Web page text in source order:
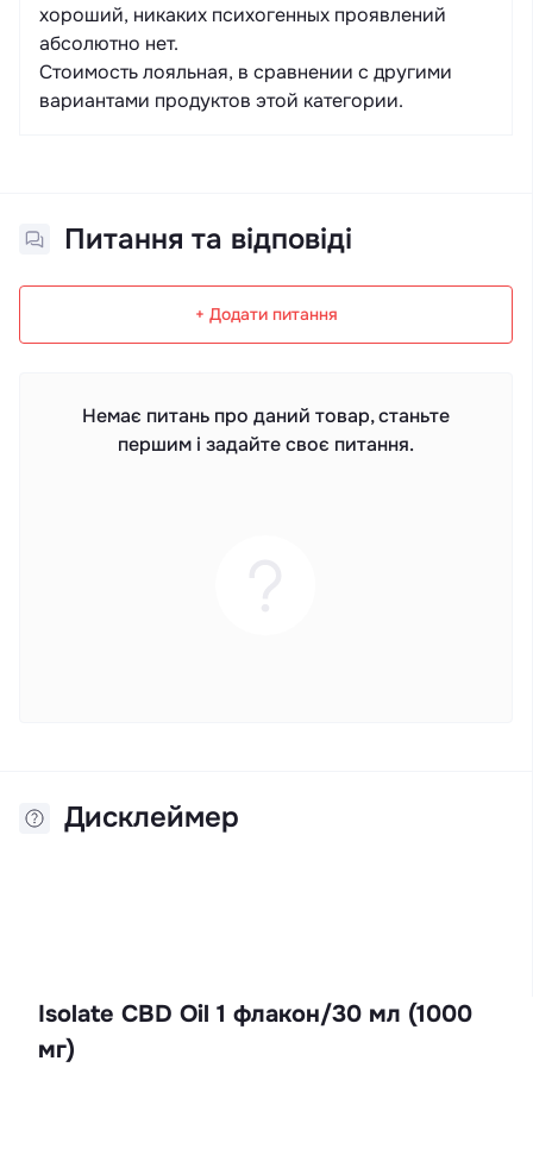
хороший, никаких психогенных проявлений
абсолютно нет.
Стоимость лояльная, в сравнении с другими
вариантами продуктов этой категории.
Питання та відповіді
+ Додати питання
Немає питань про даний товар, станьте
першим і задайте своє питання.
Дисклеймер
Isolate CBD Oil 1 флакон/30 мл (1000
мг)